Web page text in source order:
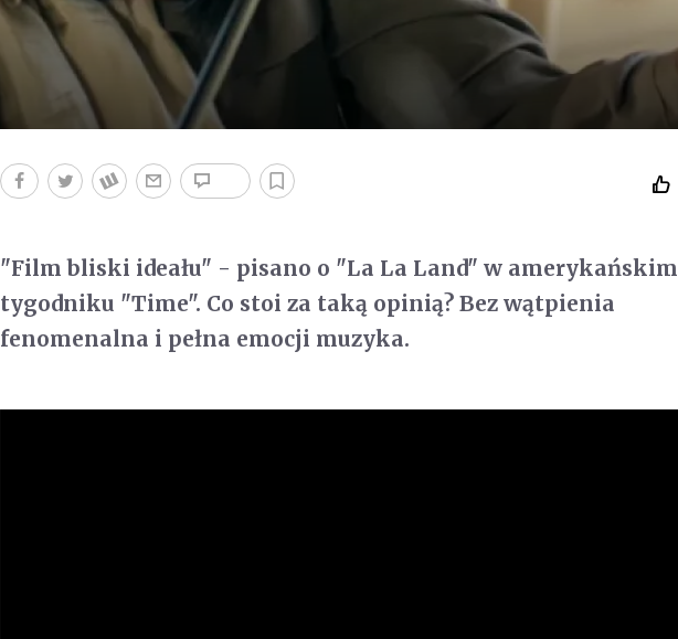
"Film bliski ideału" - pisano o "La La Land" w amerykańskim
tygodniku "Time". Co stoi za taką opinią? Bez wątpienia
fenomenalna i pełna emocji muzyka.